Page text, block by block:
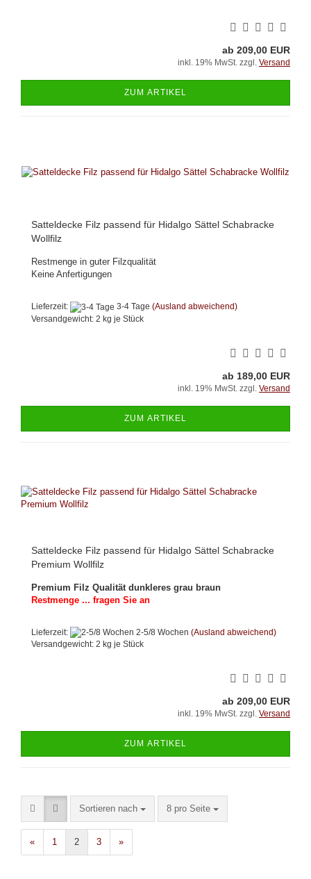
ab 209,00 EUR
inkl. 19% MwSt. zzgl. Versand
ZUM ARTIKEL
Satteldecke Filz passend für Hidalgo Sättel Schabracke
Wollfilz
Restmenge in guter Filzqualität
Keine Anfertigungen
Lieferzeit: 3-4 Tage (Ausland abweichend)
Versandgewicht: 2 kg je Stück
ab 189,00 EUR
inkl. 19% MwSt. zzgl. Versand
ZUM ARTIKEL
Satteldecke Filz passend für Hidalgo Sättel Schabracke
Premium Wollfilz
Premium Filz Qualität dunkleres grau braun
Restmenge ... fragen Sie an
Lieferzeit: 2-5/8 Wochen (Ausland abweichend)
Versandgewicht: 2 kg je Stück
ab 209,00 EUR
inkl. 19% MwSt. zzgl. Versand
ZUM ARTIKEL
Sortieren nach
Sortieren nach 8 pro Seite
pro Seite
« 1 2 3 »